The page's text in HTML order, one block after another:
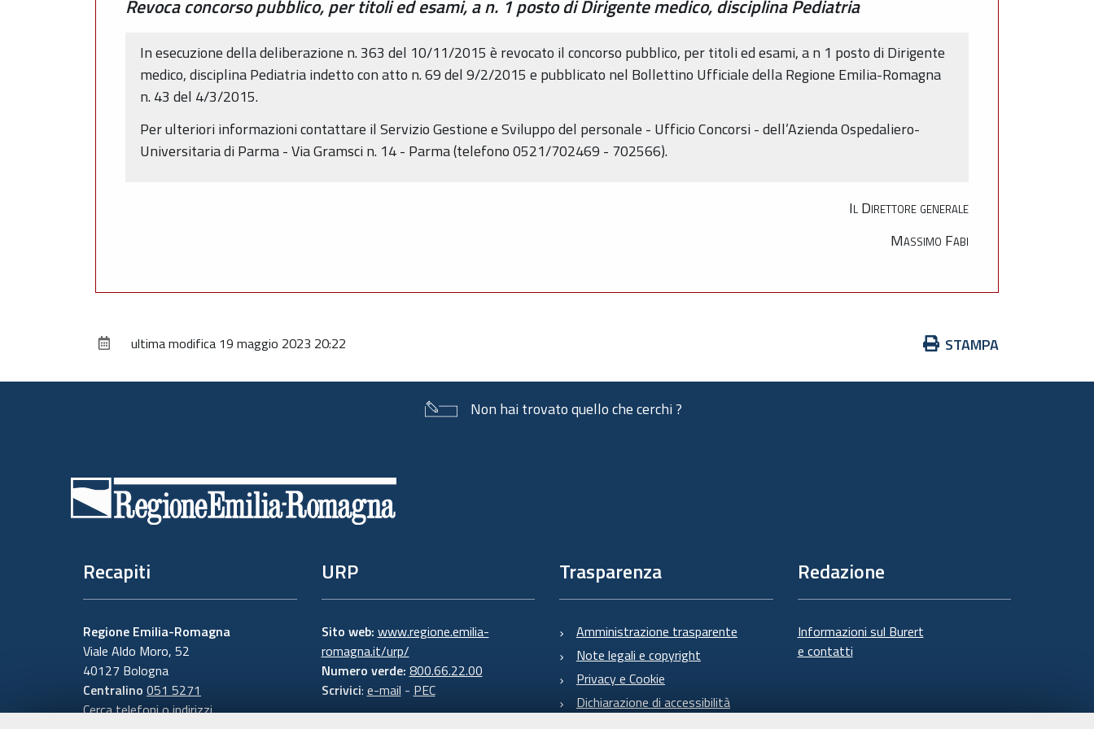
Revoca concorso pubblico, per titoli ed esami, a n. 1 posto di Dirigente medico, disciplina Pediatria
In esecuzione della deliberazione n. 363 del 10/11/2015 è revocato il concorso pubblico, per titoli ed esami, a n 1 posto di Dirigente
medico, disciplina Pediatria indetto con atto n. 69 del 9/2/2015 e pubblicato nel Bollettino Ufficiale della Regione Emilia-Romagna
n. 43 del 4/3/2015.
Per ulteriori informazioni contattare il Servizio Gestione e Sviluppo del personale - Ufficio Concorsi - dell’Azienda Ospedaliero-
Universitaria di Parma - Via Gramsci n. 14 - Parma (telefono 0521/702469 - 702566).
Il Direttore generale
Massimo Fabi
Azioni
documento
STAMPA
ultima modifica 19 maggio 2023 20:22
Non hai trovato quello che cerchi ?
Recapiti
Regione Emilia-Romagna
Viale Aldo Moro, 52
40127 Bologna
Centralino 051 5271
Cerca telefoni o indirizzi
URP
Sito web: www.regione.emilia-
romagna.it/urp/
Numero verde: 800.66.22.00
Scrivici: e-mail - PEC
Trasparenza
Amministrazione trasparente
Note legali e copyright
Privacy e Cookie
Dichiarazione di accessibilità
Redazione
Informazioni sul Burert
e contatti